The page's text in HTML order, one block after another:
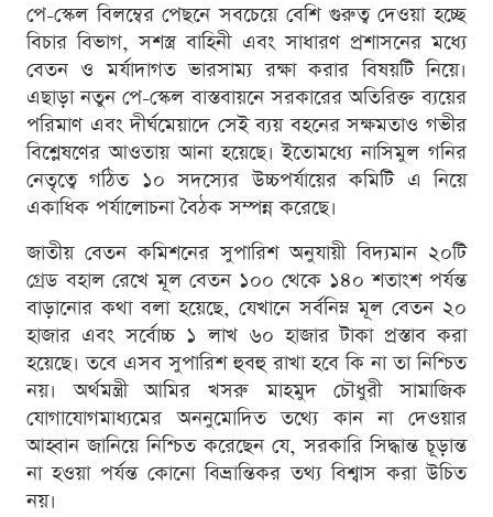
পে-স্কেল বিলম্বের পেছনে সবচেয়ে বেশি গুরুত্ব দেওয়া হচ্ছে
বিচার বিভাগ, সশস্ত্র বাহিনী এবং সাধারণ প্রশাসনের মধ্যে
বেতন ও মর্যাদাগত ভারসাম্য রক্ষা করার বিষয়টি নিয়ে।
এছাড়া নতুন পে-স্কেল বাস্তবায়নে সরকারের অতিরিক্ত ব্যয়ের
পরিমাণ এবং দীর্ঘমেয়াদে সেই ব্যয় বহনের সক্ষমতাও গভীর
বিশ্লেষণের আওতায় আনা হয়েছে। ইতোমধ্যে নাসিমুল গনির
নেতৃত্বে গঠিত ১০ সদস্যের উচ্চপর্যায়ের কমিটি এ নিয়ে
একাধিক পর্যালোচনা বৈঠক সম্পন্ন করেছে।
জাতীয় বেতন কমিশনের সুপারিশ অনুযায়ী বিদ্যমান ২০টি
গ্রেড বহাল রেখে মূল বেতন ১০০ থেকে ১৪০ শতাংশ পর্যন্ত
বাড়ানোর কথা বলা হয়েছে, যেখানে সর্বনিম্ন মূল বেতন ২০
হাজার এবং সর্বোচ্চ ১ লাখ ৬০ হাজার টাকা প্রস্তাব করা
হয়েছে। তবে এসব সুপারিশ হুবহু রাখা হবে কি না তা নিশ্চিত
নয়। অর্থমন্ত্রী আমির খসরু মাহমুদ চৌধুরী সামাজিক
যোগাযোগমাধ্যমের অননুমোদিত তথ্যে কান না দেওয়ার
আহ্বান জানিয়ে নিশ্চিত করেছেন যে, সরকারি সিদ্ধান্ত চূড়ান্ত
না হওয়া পর্যন্ত কোনো বিভ্রান্তিকর তথ্য বিশ্বাস করা উচিত
নয়।